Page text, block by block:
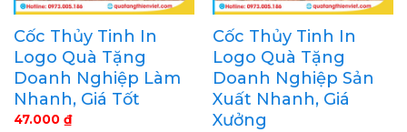
Cốc Thủy Tinh In
Logo Quà Tặng
Doanh Nghiệp Làm
Nhanh, Giá Tốt
47.000 ₫
Cốc Thủy Tinh In
Logo Quà Tặng
Doanh Nghiệp Sản
Xuất Nhanh, Giá
Xưởng